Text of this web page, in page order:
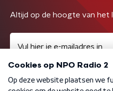
Altijd op de hoogte van het